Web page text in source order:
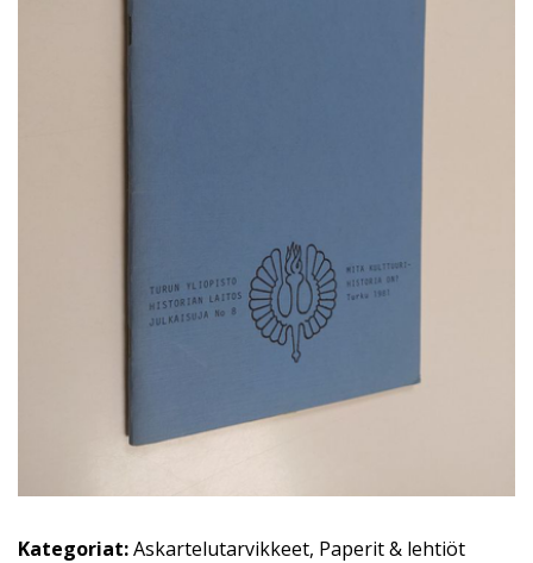
Kategoriat:Askartelutarvikkeet, Paperit & lehtiöt